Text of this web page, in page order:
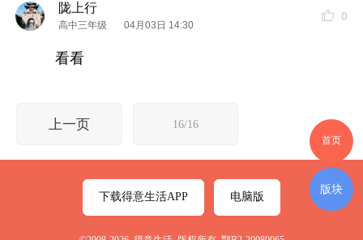
陇上行
高中三年级 04月03日 14:30
0
看看
上一页 16/16
首页
版块
下载得意生活APP 电脑版